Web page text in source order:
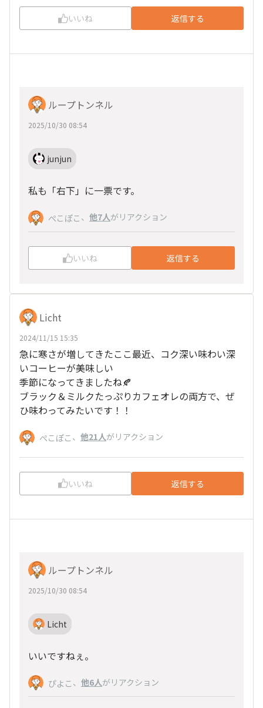
いいね 返信する
ループトンネル
2025/10/30 08:54
junjun
私も「右下」に一票です。
ぺこぽこ 、 他7人がリアクション
いいね 返信する
Licht
2024/11/15 15:35
急に寒さが増してきたここ最近、コク深い味わい深
いコーヒーが美味しい
季節になってきましたね🍂
ブラック＆ミルクたっぷりカフェオレの両方で、ぜ
ひ味わってみたいです！！
ぺこぽこ 、 他21人がリアクション
いいね 返信する
ループトンネル
2025/10/30 08:54
Licht
いいですねぇ。
ぴよこ 、 他6人がリアクション